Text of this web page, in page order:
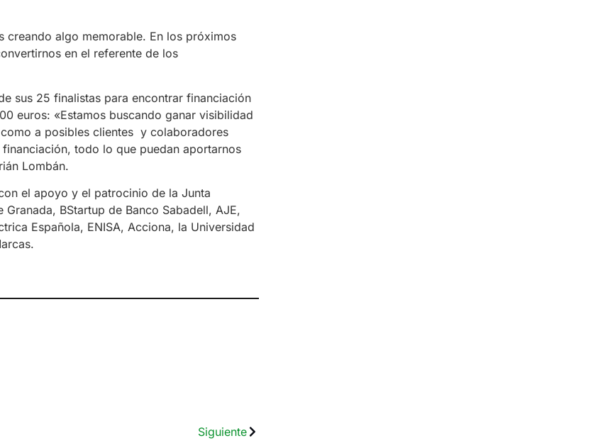
creando algo memorable. En los próximos
en el referente de los
sus 25 finalistas para encontrar financiación
euros: «Estamos buscando ganar visibilidad
a posibles clientes y colaboradores
todo lo que puedan aportarnos
Lombán.
el apoyo y el patrocinio de la Junta
BStartup de Banco Sabadell, AJE,
Española, ENISA, Acciona, la Universidad
Siguiente